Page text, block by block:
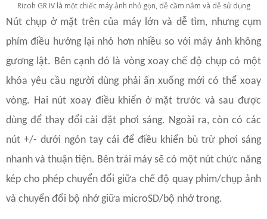
Ricoh GR IV là một chiếc máy ảnh nhỏ gọn, dễ cầm nắm và dễ sử dụng
Nút chụp ở mặt trên của máy lớn và dễ tìm, nhưng cụm
phím điều hướng lại nhỏ hơn nhiều so với máy ảnh không
gương lật. Bên cạnh đó là vòng xoay chế độ chụp có một
khóa yêu cầu người dùng phải ấn xuống mới có thể xoay
vòng. Hai nút xoay điều khiển ở mặt trước và sau được
dùng để thay đổi cài đặt phơi sáng. Ngoài ra, còn có các
nút +/- dưới ngón tay cái để điều khiển bù trừ phơi sáng
nhanh và thuận tiện. Bên trái máy sẽ có một nút chức năng
kép cho phép chuyển đổi giữa chế độ quay phim/chụp ảnh
và chuyển đổi bộ nhớ giữa microSD/bộ nhớ trong.